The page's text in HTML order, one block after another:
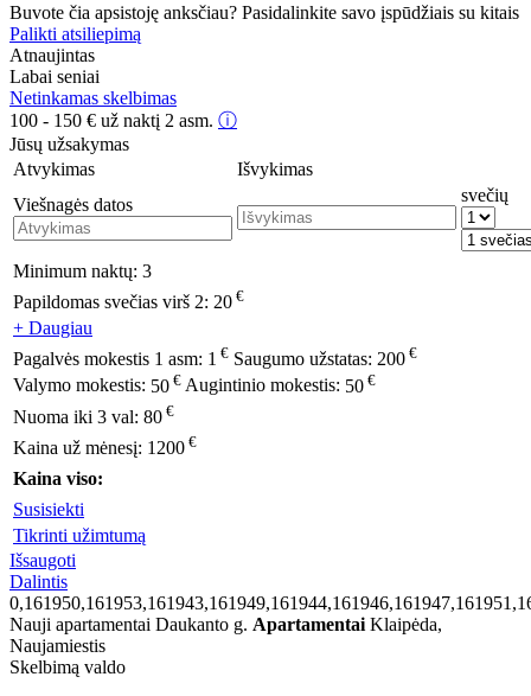
Buvote čia apsistoję anksčiau? Pasidalinkite savo įspūdžiais su kitais
Palikti atsiliepimą
Atnaujintas
Labai seniai
Netinkamas skelbimas
100 - 150 € už naktį 2 asm. ⓘ
Jūsų užsakymas
Atvykimas
Išvykimas
Viešnagės datos
svečių
Minimum naktų: 3
Papildomas svečias virš 2: 20 €
+ Daugiau
Pagalvės mokestis 1 asm: 1 € Saugumo užstatas: 200 €
Valymo mokestis: 50 € Augintinio mokestis: 50 €
Nuoma iki 3 val: 80 €
Kaina už mėnesį: 1200 €
Kaina viso:
Susisiekti
Tikrinti užimtumą
Išsaugoti
Dalintis
Nauji apartamentai Daukanto g. Apartamentai Klaipėda,
Naujamiestis
Skelbimą valdo